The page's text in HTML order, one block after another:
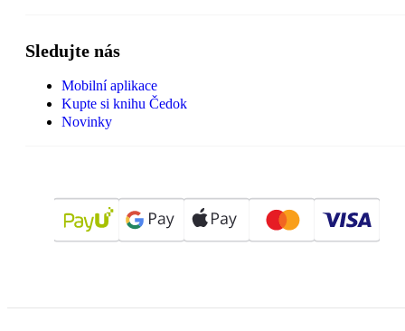
Sledujte nás
Mobilní aplikace
Kupte si knihu Čedok
Novinky